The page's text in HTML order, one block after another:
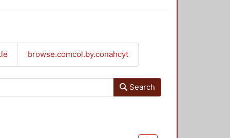
browse.comcol.by.conahcyt
Search